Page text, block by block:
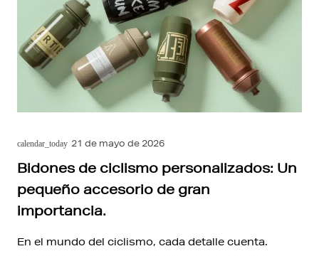
calendar_today 21 de mayo de 2026
Bidones de ciclismo personalizados: Un
pequeño accesorio de gran
importancia.
En el mundo del ciclismo, cada detalle cuenta.